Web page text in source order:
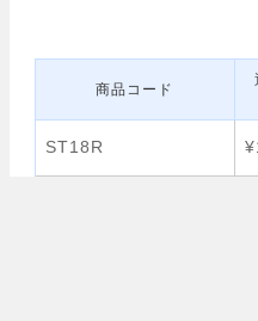
商品コード
ST18R